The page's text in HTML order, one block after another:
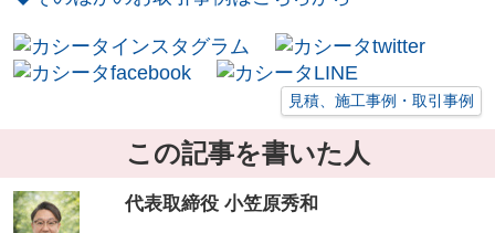
見積、施工事例・取引事例
この記事を書いた人
代表取締役 小笠原秀和